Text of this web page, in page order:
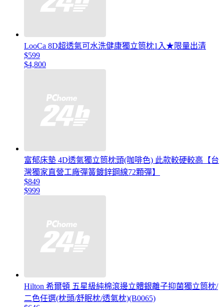
LooCa 8D超透氣可水洗健康獨立筒枕1入★限量出清
$599
$4,800
富郁床墊 4D透氣獨立筒枕頭(咖啡色) 此款較硬較高【台
灣獨家直營工廠彈簧鍍鋅鋼線72顆彈】
$849
$999
Hilton 希爾頓 五星級純棉滾邊立體銀離子抑菌獨立筒枕/
二色任選(枕頭/舒眠枕/透氣枕)(B0065)